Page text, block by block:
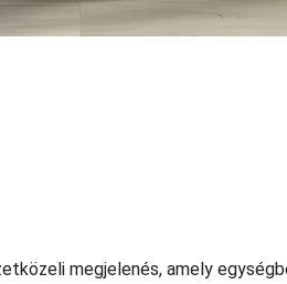
megjelenés, amely